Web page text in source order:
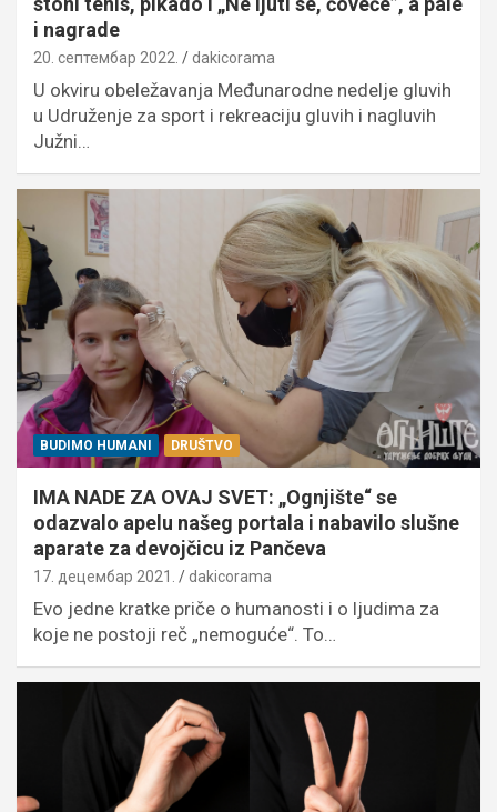
i nagrade
20. септембар 2022. dakicorama
U okviru obeležavanja Međunarodne nedelje gluvih
u Udruženje za sport i rekreaciju gluvih i nagluvih
Južni…
BUDIMO HUMANI DRUŠTVO
IMA NADE ZA OVAJ SVET: „Ognjište“ se
odazvalo apelu našeg portala i nabavilo slušne
aparate za devojčicu iz Pančeva
17. децембар 2021. dakicorama
Evo jedne kratke priče o humanosti i o ljudima za
koje ne postoji reč „nemoguće“. To…